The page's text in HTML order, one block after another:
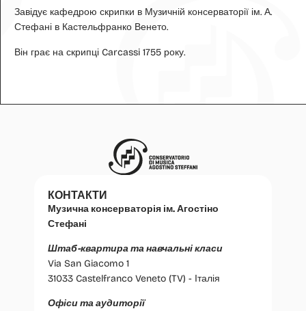
Завідує кафедрою скрипки в Музичній консерваторії ім. А.
Стефані в Кастельфранко Венето.
Він грає на скрипці Carcassi 1755 року.
КОНТАКТИ
Музична консерваторія ім. Агостіно
Стефані
Штаб-квартира та навчальні класи
Via San Giacomo 1
31033 Castelfranco Veneto (TV) - Італія
Офіси та аудиторії